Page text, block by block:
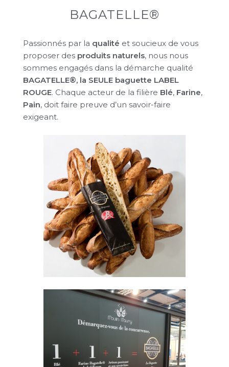
BAGATELLE®
Passionnés par la qualité et soucieux de vous
proposer des produits naturels, nous nous
sommes engagés dans la démarche qualité
BAGATELLE®, la SEULE baguette LABEL
ROUGE. Chaque acteur de la filière Blé, Farine,
Pain, doit faire preuve d’un savoir-faire
exigeant.